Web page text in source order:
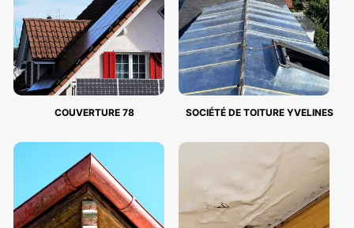
COUVERTURE 78 SOCIÉTÉ DE TOITURE YVELINES